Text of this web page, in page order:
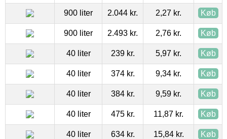
900 liter 2.044 kr. 2,27 kr. Køb
900 liter 2.493 kr. 2,76 kr. Køb
40 liter 239 kr. 5,97 kr. Køb
40 liter 374 kr. 9,34 kr. Køb
40 liter 384 kr. 9,59 kr. Køb
40 liter 475 kr. 11,87 kr. Køb
40 liter 634 kr. 15,84 kr. Køb